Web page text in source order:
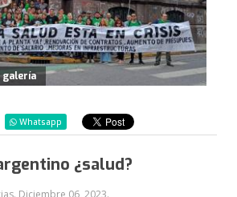
galería
Whatsapp
¿salud?
Diciembre 06, 2023.